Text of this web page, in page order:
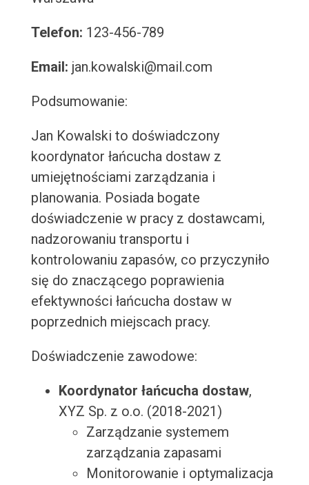
Telefon: 123-456-789
Email: jan.kowalski@mail.com
Podsumowanie:
Jan Kowalski to doświadczony
koordynator łańcucha dostaw z
umiejętnościami zarządzania i
planowania. Posiada bogate
doświadczenie w pracy z dostawcami,
nadzorowaniu transportu i
kontrolowaniu zapasów, co przyczyniło
się do znaczącego poprawienia
efektywności łańcucha dostaw w
poprzednich miejscach pracy.
Doświadczenie zawodowe:
Koordynator łańcucha dostaw,
XYZ Sp. z o.o. (2018-2021)
Zarządzanie systemem
zarządzania zapasami
Monitorowanie i optymalizacja